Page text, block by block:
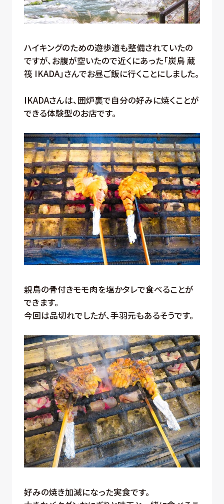
ハイキングのための遊歩道も整備されていたの
ですが、お腹が空いたので近くにあった「炭鳥 蔵
筏 IKADA」さんでお昼ご飯に行くことにしました。
IKADAさんは、囲炉裏で自分の好みに焼くことが
できる体験型のお店です。
親鳥の骨付きモモ肉を塩かタレで食べることが
できます。
今回は品切れでしたが、手羽元もあるそうです。
好みの焼き加減になった実食です。